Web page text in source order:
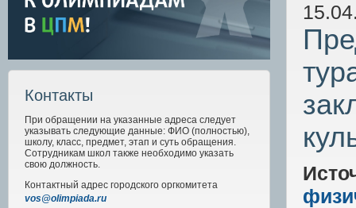
Контакты
При обращении на указанные адреса следует
указывать следующие данные: ФИО (полностью),
школу, класс, предмет, этап и суть обращения.
Сотрудникам школ также необходимо указать
свою должность.
Контактный адрес городского оргкомитета
vos@olimpiada.ru